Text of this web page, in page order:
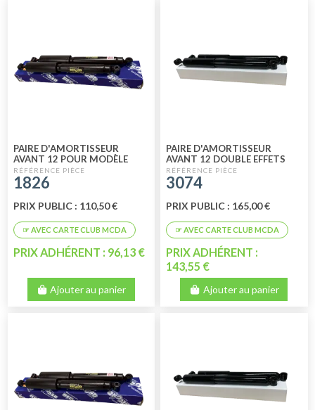
PAIRE D'AMORTISSEUR
AVANT 12 POUR MODÈLE
BERLINE MÉHARI - 2CV6 -
DYANE
1826
PRIX PUBLIC : 110,50 €
PRIX ADHÉRENT : 96,13 €
Ajouter au panier
PAIRE D'AMORTISSEUR
AVANT 12 DOUBLE EFFETS
HIGH QUALITY
3074
PRIX PUBLIC : 165,00 €
PRIX ADHÉRENT :
143,55 €
Ajouter au panier